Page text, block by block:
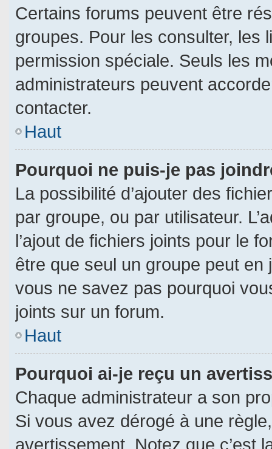
Certains forums peuvent être
groupes. Pour les consulter, les
permission spéciale. Seuls les
administrateurs peuvent
contacter.
Haut
Pourquoi ne puis-je pas
La possibilité d’ajouter des
par groupe, ou par utilisateur.
l’ajout de fichiers joints pour le
être que seul un groupe peut en
vous ne savez pas pourquoi
joints sur un forum.
Haut
Pourquoi ai-je reçu un
Chaque administrateur a son
Si vous avez dérogé à une
avertissement. Notez que c’est